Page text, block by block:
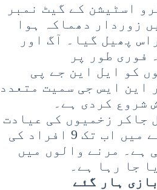
اسٹیشن کے گیٹ نمبر
زوردار دھماکہ ہوا
پھیل گیا۔ آگ اور
فوری طور پر
کو ایل این جے پی
این ایس جی سمیت متعدد
شروع کردی ہے۔
جاکر زخمیوں کی عیادت
کی۔ ابتدائی رپورٹس کے مطابق اس واقعے میں اب تک 9 افراد کی
ہوئی ہے۔ مرنے والوں میں
جا رہا ہے۔